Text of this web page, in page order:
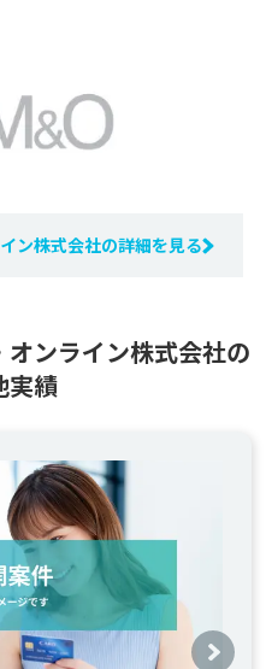
ン株式会社の詳細を見る
ンライン株式会社の
実績